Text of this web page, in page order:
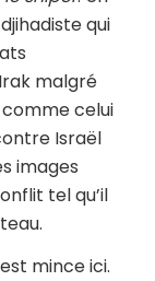
qui
malgré
celui
Israël
images
tel qu’il
mince ici.